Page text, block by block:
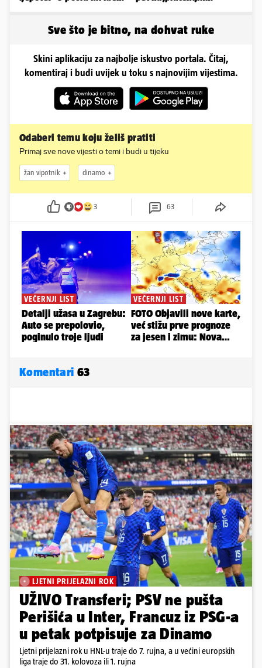
Sve što je bitno, na dohvat ruke
Skini aplikaciju za najbolje iskustvo portala. Čitaj,
komentiraj i budi uvijek u toku s najnovijim vijestima.
Odaberi temu koju želiš pratiti
Primaj sve nove vijesti o temi i budi u tijeku
žan vipotnik dinamo
3 63
Komentari 63
LJETNI PRIJELAZNI ROK
UŽIVO Transferi; PSV ne pušta
Perišića u Inter, Francuz iz PSG-a
u petak potpisuje za Dinamo
Ljetni prijelazni rok u HNL-u traje do 7. rujna, a u većini europskih
liga traje do 31. kolovoza ili 1. rujna